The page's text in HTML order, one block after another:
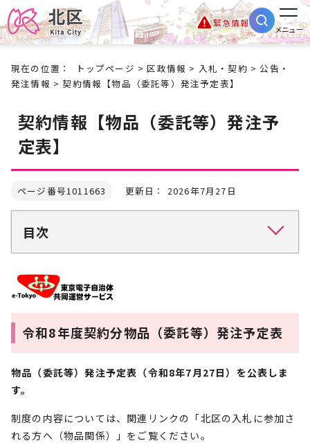
緊急情報
メニュー
現在の位置： トップページ >区政情報 > 入札・契約 >公告・
発注情報 > 契約情報【物品（委託等）発注予定表】
契約情報【物品（委託等）発注予
定表】
ページ番号1011663 更新日： 2026年7月27日
目次
令和8年度契約分物品（委託等）発注予定表
物品（委託等）発注予定表（令和8年7月27日）を公表しま
す。
制度の内容については、関連リンクの「北区の入札に参加さ
れる方へ（物品関係）」をご覧ください。